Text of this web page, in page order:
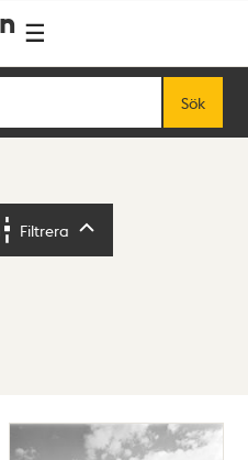
Sök
Filtrera